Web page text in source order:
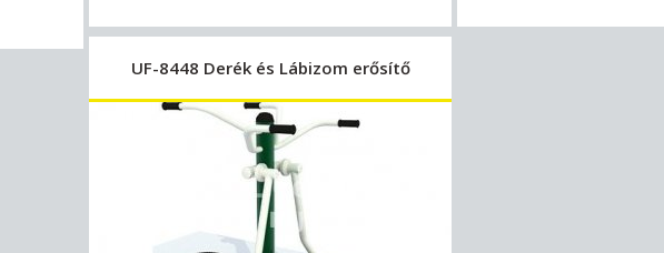
UF-8448 Derék és Lábizom erősítő